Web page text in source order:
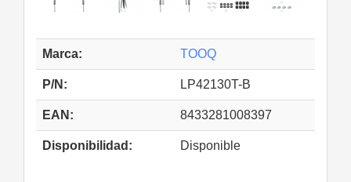
Marca: TOOQ
P/N: LP42130T-B
EAN: 8433281008397
Disponibilidad: Disponible